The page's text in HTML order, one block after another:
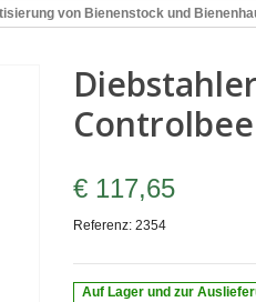
von Bienenstock und
€ 117,65
Referenz: 2354
Auf Lager und zur